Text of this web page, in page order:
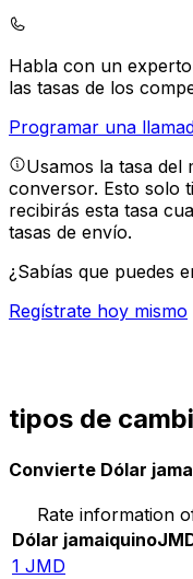
Habla con un
las tasas de los
Programar una
Usamos la tasa del
conversor. Esto solo
recibirás esta tasa
tasas de envío.
¿Sabías que puedes
Regístrate hoy mismo
tipos de
Convierte Dólar
Rate information
Dólar jamaiquino
1 JMD